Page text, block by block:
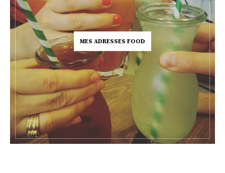
MES ADRESSES FOOD